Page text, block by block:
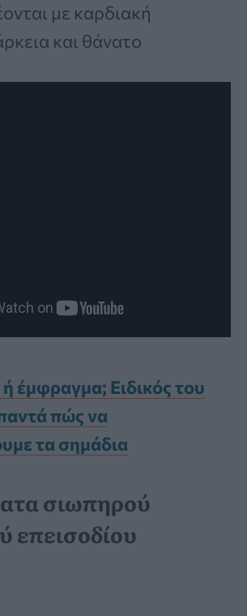
με καρδιακή
και θάνατο
έμφραγμα; Ειδικός του
πώς να
τα σημάδια
σιωπηρού
επεισοδίου